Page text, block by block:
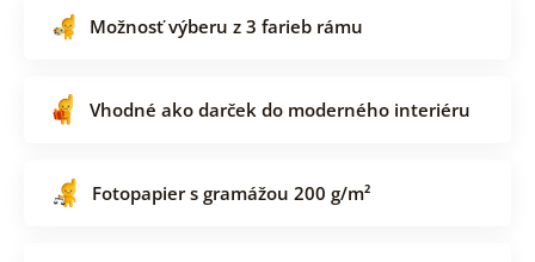
Možnosť výberu z 3 farieb rámu
Vhodné ako darček do moderného interiéru
Fotopapier s gramážou 200 g/m²